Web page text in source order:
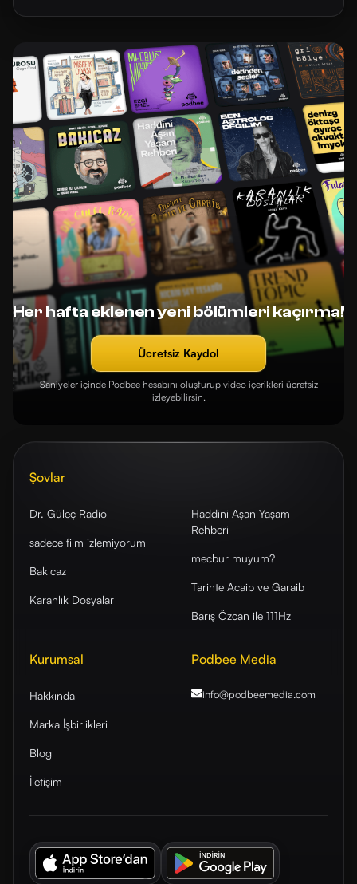
Her hafta eklenen yeni bölümleri kaçırma!
Ücretsiz Kaydol
Saniyeler içinde Podbee hesabını oluşturup video içerikleri ücretsiz
izleyebilirsin.
Şovlar
Dr. Güleç Radio
sadece film izlemiyorum
Bakıcaz
Karanlık Dosyalar
Haddini Aşan Yaşam
Rehberi
mecbur muyum?
Tarihte Acaib ve Garaib
Barış Özcan ile 111Hz
Kurumsal
Hakkında
Marka İşbirlikleri
Blog
İletişim
Podbee Media
info@podbeemedia.com